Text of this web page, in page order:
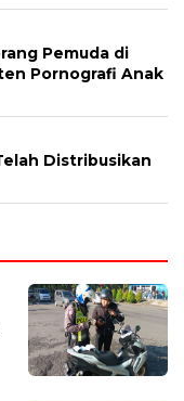
Pemuda di
Pornografi Anak
Distribusikan